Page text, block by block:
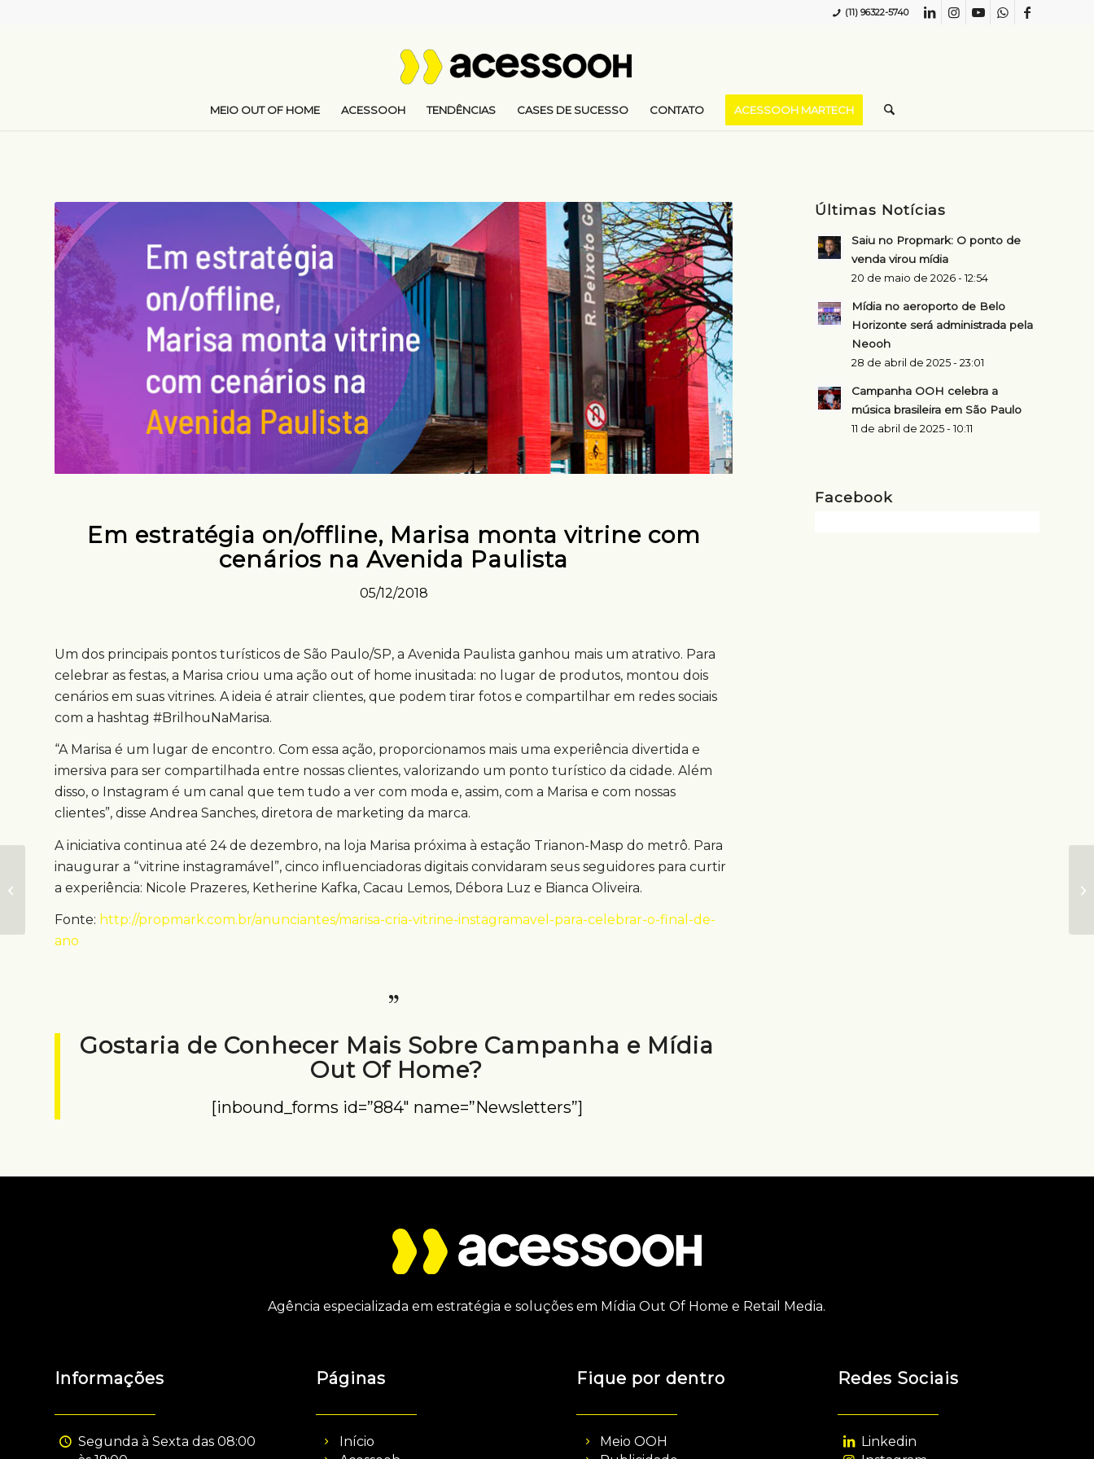
(11) 96322-5740
MEIO OUT OF HOME ACESSOOH TENDÊNCIAS CASES DE SUCESSO CONTATO ACESSOOH MARTECH
Em estratégia on/offline, Marisa monta vitrine com
cenários na Avenida Paulista
05/12/2018
Um dos principais pontos turísticos de São Paulo/SP, a Avenida Paulista ganhou mais um atrativo. Para
celebrar as festas, a Marisa criou uma ação out of home inusitada: no lugar de produtos, montou dois
cenários em suas vitrines. A ideia é atrair clientes, que podem tirar fotos e compartilhar em redes sociais
com a hashtag #BrilhouNaMarisa.
“A Marisa é um lugar de encontro. Com essa ação, proporcionamos mais uma experiência divertida e
imersiva para ser compartilhada entre nossas clientes, valorizando um ponto turístico da cidade. Além
disso, o Instagram é um canal que tem tudo a ver com moda e, assim, com a Marisa e com nossas
clientes”, disse Andrea Sanches, diretora de marketing da marca.
A iniciativa continua até 24 de dezembro, na loja Marisa próxima à estação Trianon-Masp do metrô. Para
inaugurar a “vitrine instagramável”, cinco influenciadoras digitais convidaram seus seguidores para curtir
a experiência: Nicole Prazeres, Ketherine Kafka, Cacau Lemos, Débora Luz e Bianca Oliveira.
Fonte: http://propmark.com.br/anunciantes/marisa-cria-vitrine-instagramavel-para-celebrar-o-final-de-
ano
Gostaria de Conhecer Mais Sobre Campanha e Mídia
Out Of Home?
[inbound_forms id=”884″ name=”Newsletters”]
Últimas Notícias
Saiu no Propmark: O ponto de
venda virou mídia
20 de maio de 2026 - 12:54
Mídia no aeroporto de Belo
Horizonte será administrada pela
Neooh
28 de abril de 2025 - 23:01
Campanha OOH celebra a
música brasileira em São Paulo
11 de abril de 2025 - 10:11
Facebook
Agência especializada em estratégia e soluções em Mídia Out Of Home e Retail Media.
Informações
Segunda à Sexta das 08:00
Páginas
Início
Fique por dentro
Meio OOH
Redes Sociais
Linkedin
Evento pauta
criações em mídia